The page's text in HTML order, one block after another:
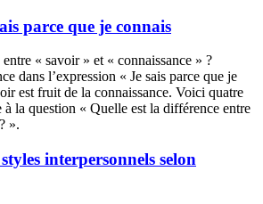
parce que je connais
« savoir » et « connaissance » ?
dans l’expression « Je sais parce que je
est fruit de la connaissance. Voici quatre
à la question « Quelle est la différence entre
».
interpersonnels selon